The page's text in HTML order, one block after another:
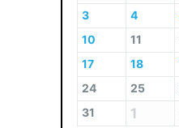
3
4
10
11
17
18
24
25
31
1